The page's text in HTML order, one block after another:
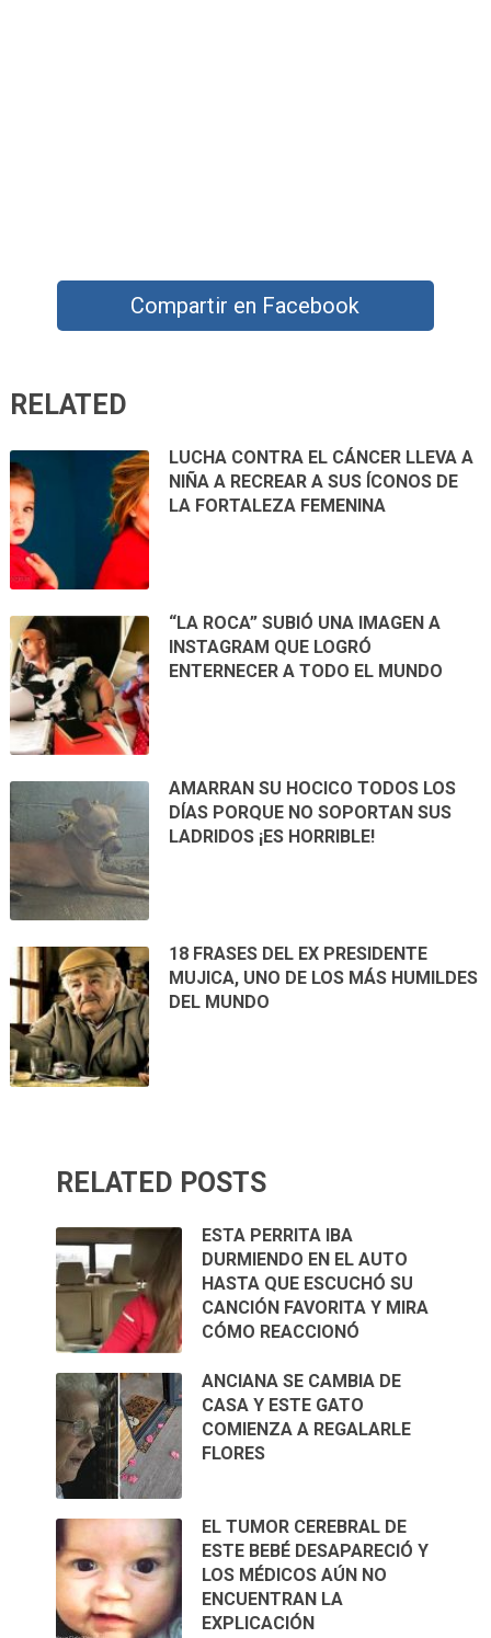
Compartir en Facebook
RELATED
LUCHA CONTRA EL CÁNCER LLEVA A
NIÑA A RECREAR A SUS ÍCONOS DE
LA FORTALEZA FEMENINA
“LA ROCA” SUBIÓ UNA IMAGEN A
INSTAGRAM QUE LOGRÓ
ENTERNECER A TODO EL MUNDO
AMARRAN SU HOCICO TODOS LOS
DÍAS PORQUE NO SOPORTAN SUS
LADRIDOS ¡ES HORRIBLE!
18 FRASES DEL EX PRESIDENTE
MUJICA, UNO DE LOS MÁS HUMILDES
DEL MUNDO
RELATED POSTS
ESTA PERRITA IBA
DURMIENDO EN EL AUTO
HASTA QUE ESCUCHÓ SU
CANCIÓN FAVORITA Y MIRA
CÓMO REACCIONÓ
ANCIANA SE CAMBIA DE
CASA Y ESTE GATO
COMIENZA A REGALARLE
FLORES
EL TUMOR CEREBRAL DE
ESTE BEBÉ DESAPARECIÓ Y
LOS MÉDICOS AÚN NO
ENCUENTRAN LA
EXPLICACIÓN